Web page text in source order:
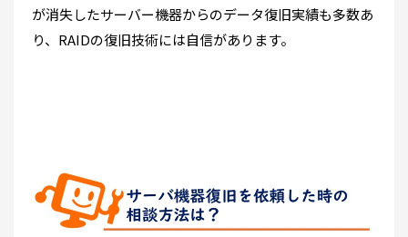
が消失したサーバー機器からのデータ復旧実績も多数あ
り、RAIDの復旧技術には自信があります。